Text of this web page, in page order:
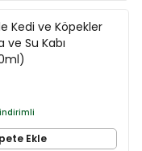
Kedi ve Köpekler
Su Kabı
indirimli
Ekle